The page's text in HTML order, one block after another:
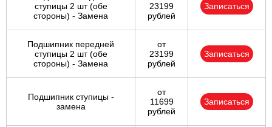
ступицы 2 шт (обе
стороны) - Замена
23199
рублей
Записаться
Подшипник передней
ступицы 2 шт (обе
стороны) - Замена
от
23199
рублей
Записаться
Подшипник ступицы -
замена
от
11699
рублей
Записаться